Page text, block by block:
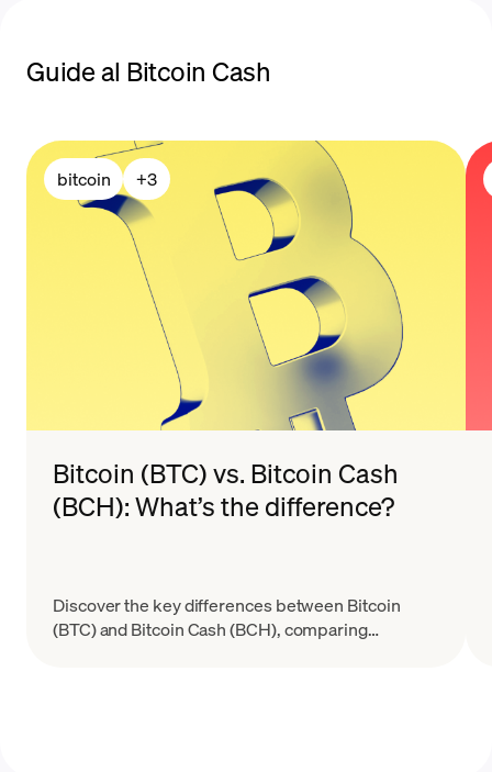
Guide al Bitcoin Cash
bitcoin +3
Bitcoin (BTC) vs. Bitcoin Cash
(BCH): What’s the difference?
Discover the key differences between Bitcoin
(BTC) and Bitcoin Cash (BCH), comparing